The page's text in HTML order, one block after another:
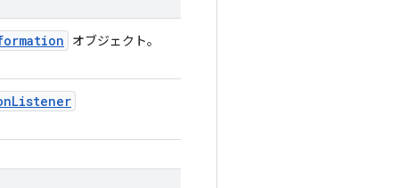
オブジェクト。
Listener